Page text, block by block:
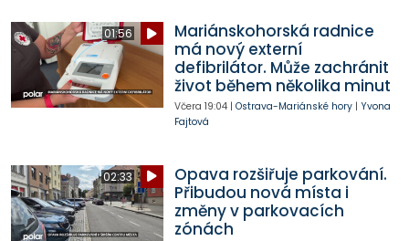
01:56
Mariánskohorská radnice
má nový externí
defibrilátor. Může zachránit
život během několika minut
Včera 19:04| Ostrava-Mariánské hory| Yvona
Fajtová
02:33
Opava rozšiřuje parkování.
Přibudou nová místa i
změny v parkovacích
zónách